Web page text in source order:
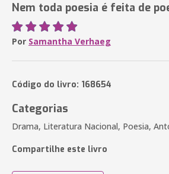
Nem toda poesia é feita de
Por Samantha Verhaeg
Código do livro: 168654
Categorias
Drama, Literatura Nacional, Poesia,
Compartilhe este livro